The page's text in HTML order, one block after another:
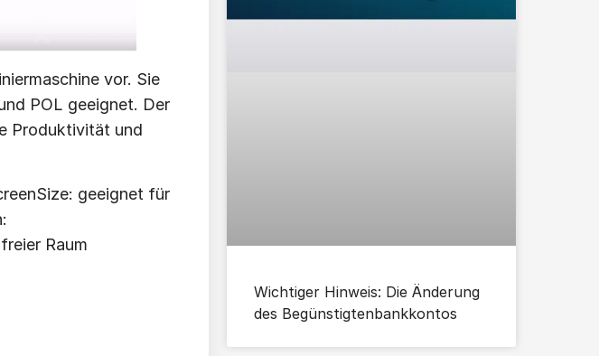
vor. Sie
POL geeignet. Der
Produktivität und
geeignet für
Raum
Wichtiger Hinweis: Die Änderung
des Begünstigtenbankkontos